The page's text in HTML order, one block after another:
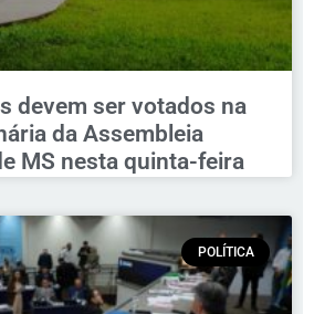
devem ser votados na
da Assembleia
MS nesta quinta-feira
POLÍTICA